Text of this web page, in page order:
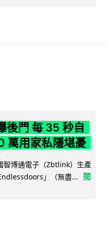
後門 每 35 秒自
萬用家私隱堪憂
智博通電子（Zbtlink）生產
」（無盡...
閱